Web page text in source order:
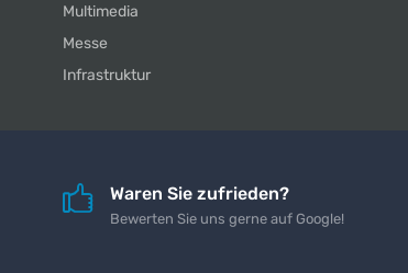
Multimedia
Messe
Infrastruktur
Waren Sie zufrieden?
Bewerten Sie uns gerne auf Google!